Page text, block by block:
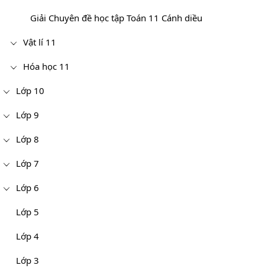
Giải Chuyên đề học tập Toán 11 Cánh diều
Vật lí 11
Hóa học 11
Lớp 10
Lớp 9
Lớp 8
Lớp 7
Lớp 6
Lớp 5
Lớp 4
Lớp 3